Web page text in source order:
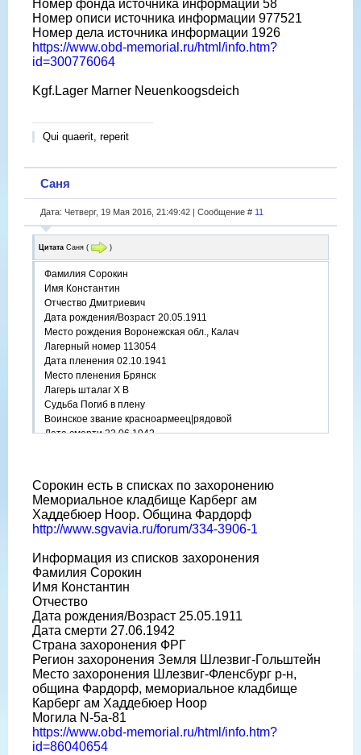
Номер фонда источника информации 58
Номер описи источника информации 977521
Номер дела источника информации 1926
https://www.obd-memorial.ru/html/info.htm?
id=300776064
Kgf.Lager Marner Neuenkoogsdeich
Qui quaerit, reperit
Саня
Дата: Четверг, 19 Мая 2016, 21:49:42 | Сообщение # 11
Цитата Саня ( )
Фамилия Сорокин
Имя Константин
Отчество Дмитриевич
Дата рождения/Возраст 20.05.1911
Место рождения Воронежская обл., Калач
Лагерный номер 113054
Дата пленения 02.10.1941
Место пленения Брянск
Лагерь шталаг X B
Судьба Погиб в плену
Воинское звание красноармеец|рядовой
Дата смерти 23.06.1942
Сорокин есть в списках по захоронению
Mемориальное кладбище Карберг ам
Хаддебюер Ноор. Община Фардорф
http://www.sgvavia.ru/forum/334-3906-1
Информация из списков захоронения
Фамилия Сорокин
Имя Константин
Отчество
Дата рождения/Возраст 25.05.1911
Дата смерти 27.06.1942
Страна захоронения ФРГ
Регион захоронения Земля Шлезвиг-Гольштейн
Место захоронения Шлезвиг-Фленсбург р-н,
община Фардорф, мемориальное кладбище
Карберг ам Хаддебюер Ноор
Могила N-5a-81
https://www.obd-memorial.ru/html/info.htm?
id=86040654